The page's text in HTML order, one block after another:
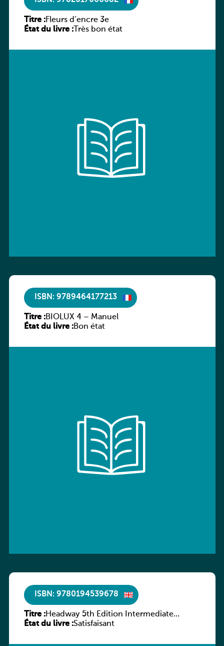
Titre :Fleurs d’encre 3e
État du livre :Très bon état
ISBN: 9789464177213
Titre :BIOLUX 4 – Manuel
État du livre :Bon état
ISBN: 9780194539678
Titre :Headway 5th Edition Intermediate
Workbook without key
État du livre :Satisfaisant